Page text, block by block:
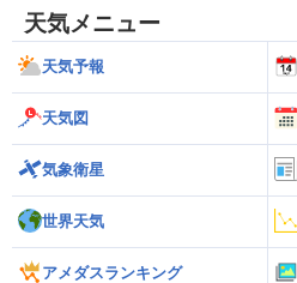
天気メニュー
天気予報
天気図
気象衛星
世界天気
アメダスランキング